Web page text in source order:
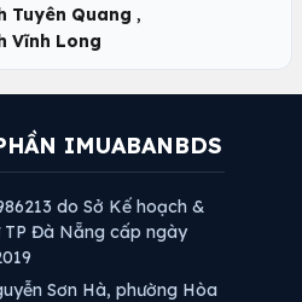
Tuyên Quang ,
Vĩnh Long
IMUABANBDS
do Sở Kế hoạch &
TP Đà Nẵng cấp ngày
Sơn Hà, phường Hòa